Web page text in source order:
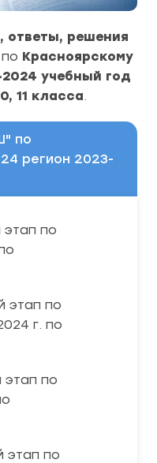
решения
по Красноярскому
учебный год
11 класса.
по
регион 2023-
по
этап по
г. по
этап по
этап по